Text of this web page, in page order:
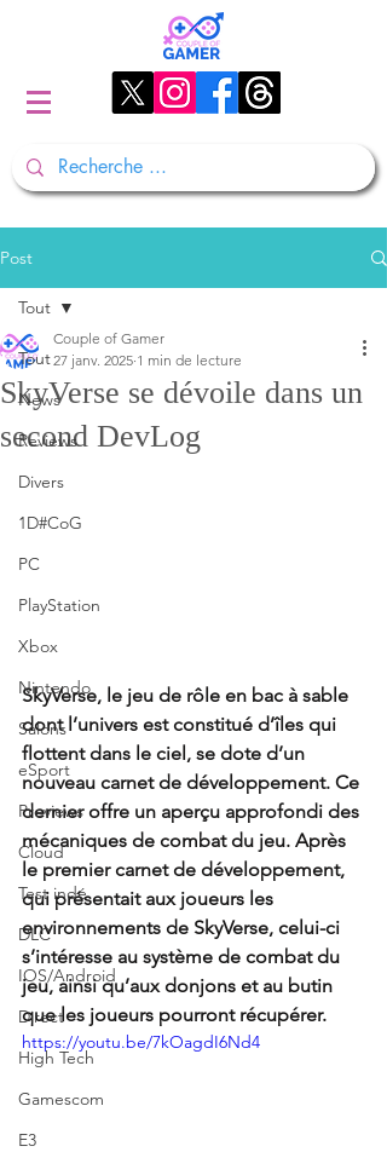
Post
Tout
News
Reviews
Divers
1D#CoG
PC
PlayStation
Xbox
Nintendo
Salons
eSport
Previews
Cloud
Test indé
DLC
IOS/Android
Direct
High Tech
Gamescom
E3
Tout
SkyVerse se dévoile dans un
second DevLog
Couple of Gamer
27 janv. 2025 1 min de lecture
SkyVerse, le jeu de rôle en bac à sable
dont l’univers est constitué d’îles qui
flottent dans le ciel, se dote d’un
nouveau carnet de développement. Ce
dernier offre un aperçu approfondi des
mécaniques de combat du jeu. Après
le premier carnet de développement,
qui présentait aux joueurs les
environnements de SkyVerse, celui-ci
s’intéresse au système de combat du
jeu, ainsi qu’aux donjons et au butin
que les joueurs pourront récupérer.
https://youtu.be/7kOagdI6Nd4